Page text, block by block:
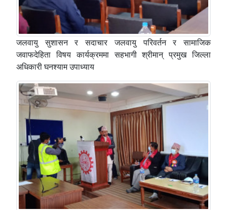
जलवायु सुशासन र सदाचार जलवायु परिवर्तन र सामाजिक
जवाफदेहिता विषय कार्यक्रममा सहभागी श्रीमान् प्रमुख जिल्ला
अधिकारी घनश्याम उपाध्याय